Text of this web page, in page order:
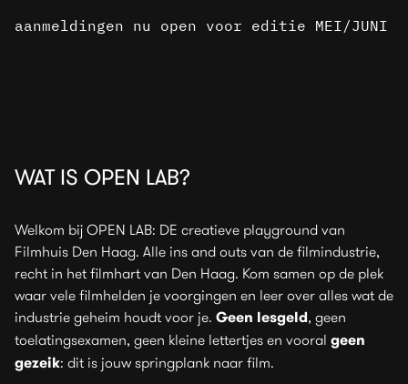
aanmeldingen nu open voor editie MEI/JUNI
WAT IS OPEN LAB?
Welkom bij OPEN LAB: DE creatieve playground van
Filmhuis Den Haag. Alle ins and outs van de filmindustrie,
recht in het filmhart van Den Haag. Kom samen op de plek
waar vele filmhelden je voorgingen en leer over alles wat de
industrie geheim houdt voor je. Geen lesgeld, geen
toelatingsexamen, geen kleine lettertjes en vooral geen
gezeik: dit is jouw springplank naar film.